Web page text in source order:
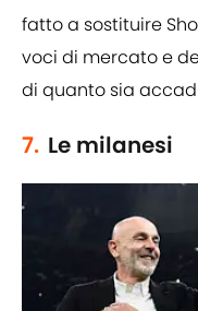
fatto a sostituire
voci di mercato e
di quanto sia
7. Le milanesi